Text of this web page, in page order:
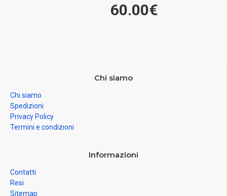
60.00€
Chi siamo
Chi siamo
Spedizioni
Privacy Policy
Termini e condizioni
Informazioni
Contatti
Resi
Sitemap